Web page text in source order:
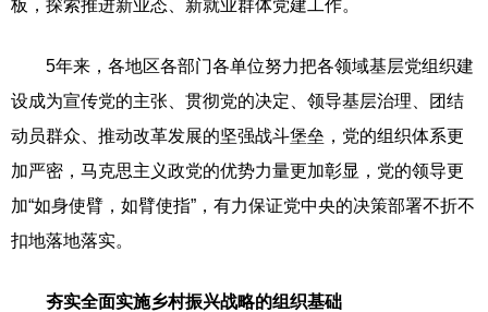
板，探索推进新业态、新就业群体党建工作。
5年来，各地区各部门各单位努力把各领域基层党组织建
设成为宣传党的主张、贯彻党的决定、领导基层治理、团结
动员群众、推动改革发展的坚强战斗堡垒，党的组织体系更
加严密，马克思主义政党的优势力量更加彰显，党的领导更
加“如身使臂，如臂使指”，有力保证党中央的决策部署不折不
扣地落地落实。
夯实全面实施乡村振兴战略的组织基础